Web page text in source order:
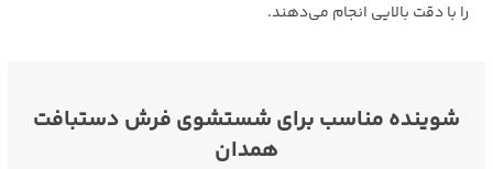
را با دقت بالایی انجام می‌دهند.
شوینده مناسب برای شستشوی فرش دستبافت
همدان